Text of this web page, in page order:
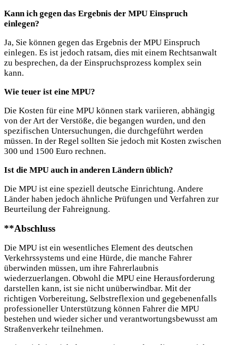
Kann ich gegen das Ergebnis der MPU Einspruch
einlegen?
Ja, Sie können gegen das Ergebnis der MPU Einspruch
einlegen. Es ist jedoch ratsam, dies mit einem Rechtsanwalt
zu besprechen, da der Einspruchsprozess komplex sein
kann.
Wie teuer ist eine MPU?
Die Kosten für eine MPU können stark variieren, abhängig
von der Art der Verstöße, die begangen wurden, und den
spezifischen Untersuchungen, die durchgeführt werden
müssen. In der Regel sollten Sie jedoch mit Kosten zwischen
300 und 1500 Euro rechnen.
Ist die MPU auch in anderen Ländern üblich?
Die MPU ist eine speziell deutsche Einrichtung. Andere
Länder haben jedoch ähnliche Prüfungen und Verfahren zur
Beurteilung der Fahreignung.
**Abschluss
Die MPU ist ein wesentliches Element des deutschen
Verkehrssystems und eine Hürde, die manche Fahrer
überwinden müssen, um ihre Fahrerlaubnis
wiederzuerlangen. Obwohl die MPU eine Herausforderung
darstellen kann, ist sie nicht unüberwindbar. Mit der
richtigen Vorbereitung, Selbstreflexion und gegebenenfalls
professioneller Unterstützung können Fahrer die MPU
bestehen und wieder sicher und verantwortungsbewusst am
Straßenverkehr teilnehmen.